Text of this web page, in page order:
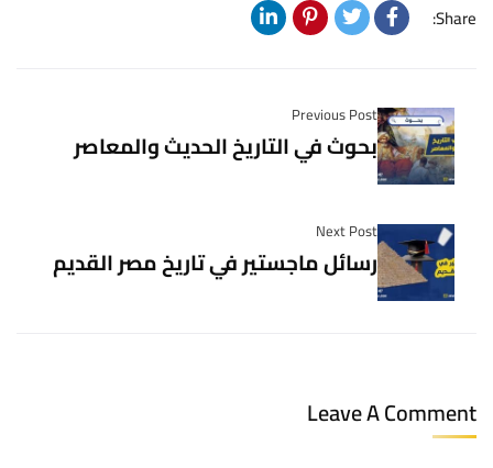
Share:
Previous Post
بحوث في التاريخ الحديث والمعاصر
Next Post
رسائل ماجستير في تاريخ مصر القديم
Leave A Comment